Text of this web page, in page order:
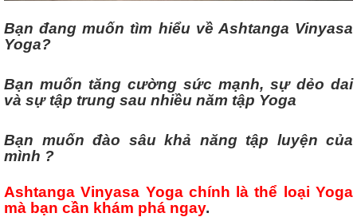
Bạn đang muốn tìm hiểu về Ashtanga Vinyasa
Yoga?
Bạn muốn tăng cường sức mạnh, sự dẻo dai
và sự tập trung sau nhiều năm tập Yoga
Bạn muốn đào sâu khả năng tập luyện của
mình ?
Ashtanga Vinyasa Yoga chính là thể loại Yoga
mà bạn cần khám phá ngay.